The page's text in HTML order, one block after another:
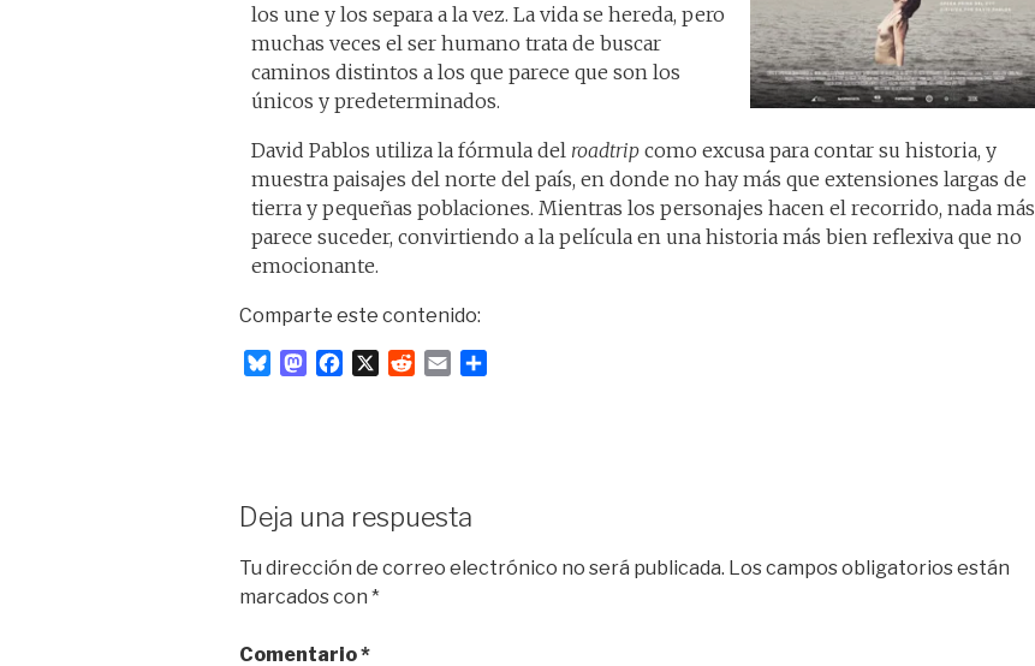
los une y los separa a la vez. La vida se hereda, pero
muchas veces el ser humano trata de buscar
caminos distintos a los que parece que son los
únicos y predeterminados.
David Pablos utiliza la fórmula del roadtrip como excusa para contar su historia, y
muestra paisajes del norte del país, en donde no hay más que extensiones largas de
tierra y pequeñas poblaciones. Mientras los personajes hacen el recorrido, nada más
parece suceder, convirtiendo a la película en una historia más bien reflexiva que no
emocionante.
Comparte este contenido:
y
M
o
o
X
r
Deja una respuesta
Tu dirección de correo electrónico no será publicada. Los campos obligatorios están
marcados con *
Comentario*